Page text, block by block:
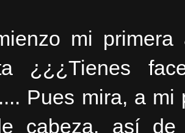
mi primera
¿¿¿Tienes
Pues mira, a
cabeza, así